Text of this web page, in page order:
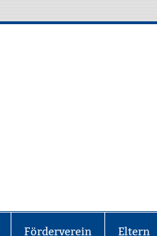
Förderverein Eltern